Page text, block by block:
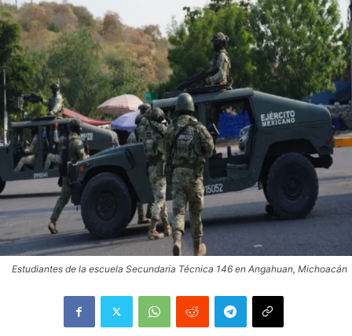
Estudiantes de la escuela Secundaria Técnica 146 en Angahuan, Michoacán